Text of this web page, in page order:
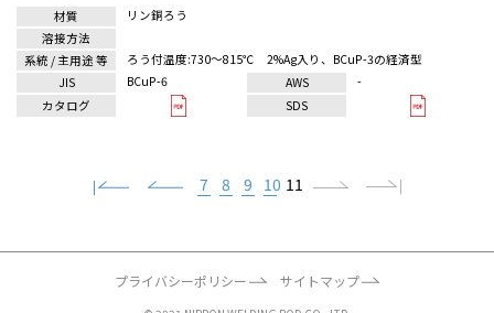
リン銅ろう
ろう付温度:730～815℃ 2%Ag入り、BCuP-3の経済型
BCuP-6
-
7 8 9 10 11
プライバシーポリシー サイトマップ